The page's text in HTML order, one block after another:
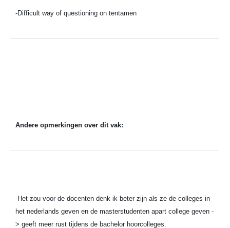
-Difficult way of questioning on tentamen
Andere opmerkingen over dit vak:
-Het zou voor de docenten denk ik beter zijn als ze de colleges in
het nederlands geven en de masterstudenten apart college geven -
> geeft meer rust tijdens de bachelor hoorcolleges.